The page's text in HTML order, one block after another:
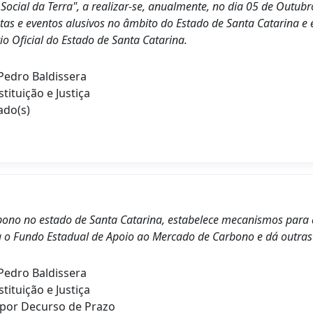
da Terra", a realizar-se, anualmente, no dia 05 de
e eventos alusivos no âmbito do Estado de Santa Catarina
Oficial do Estado de Santa Catarina.
Baldissera
e Justiça
no estado de Santa Catarina, estabelece mecanismos
Fundo Estadual de Apoio ao Mercado de Carbono e dá
Baldissera
e Justiça
Decurso de Prazo